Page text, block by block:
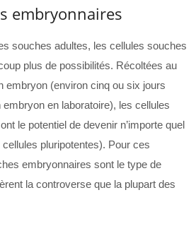
embryonnaires
souches adultes, les cellules souches
plus de possibilités. Récoltées au
embryon (environ cinq ou six jours
embryon en laboratoire), les cellules
le potentiel de devenir n’importe quel
pluripotentes). Pour ces
embryonnaires sont le type de
la controverse que la plupart des